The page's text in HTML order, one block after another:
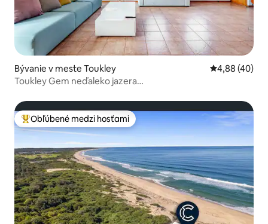
Bývanie v meste Toukley Priemerné
4,88 (40)
Toukley Gem neďaleko jazera
Najobľúbenejšie medzi hosťami
Obľúbené medzi hosťami